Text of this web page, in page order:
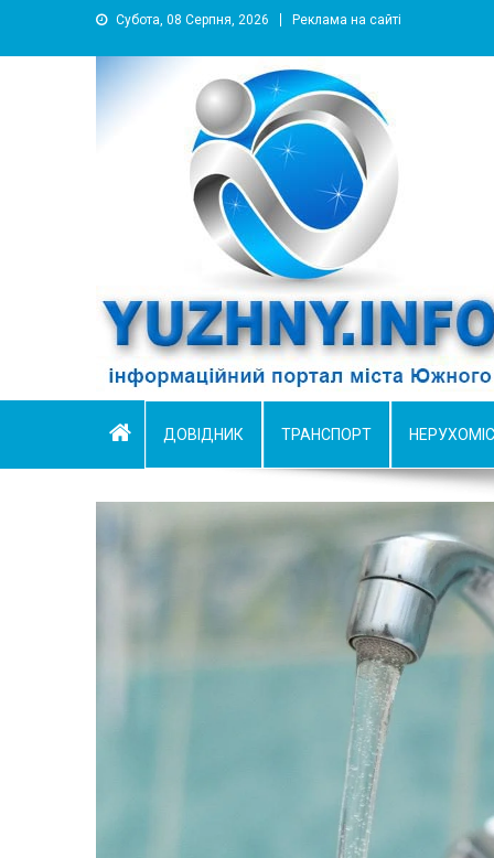
Субота, 08 Серпня, 2026 Реклама на сайті
YUZHNY.INFO
информационный портал города Южный
ДОВІДНИК ТРАНСПОРТ